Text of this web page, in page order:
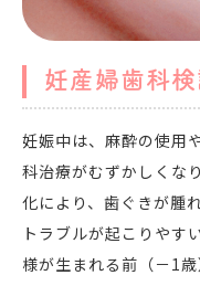
妊産婦歯科検
妊娠中は、麻酔の使用
科治療がむずかしくな
化により、歯ぐきが腫
トラブルが起こりやす
様が生まれる前（－1